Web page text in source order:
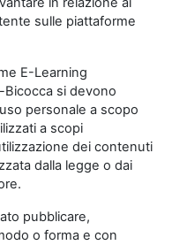
sulle piattaforme
E-Learning
Bicocca si devono
personale a scopo
a scopi
dei contenuti
dalla legge o dai
pubblicare,
o forma e con